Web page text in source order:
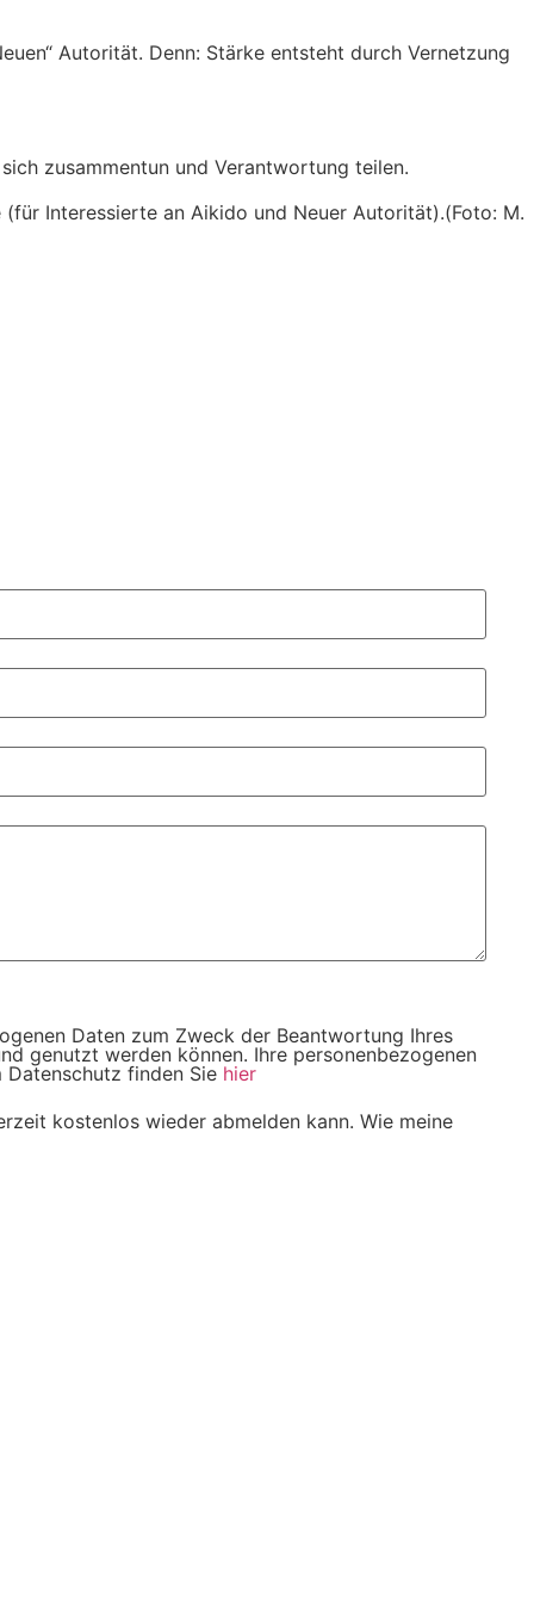
Autorität. Denn: Stärke entsteht durch Vernetzung
zusammentun und Verantwortung teilen.
Interessierte an Aikido und Neuer Autorität).(Foto: M.
Daten zum Zweck der Beantwortung Ihres
genutzt werden können. Ihre personenbezogenen
finden Sie hier
kostenlos wieder abmelden kann. Wie meine